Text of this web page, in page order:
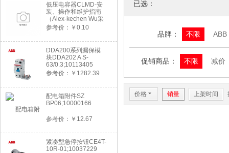
低压电容器CLMD-安
装、操作和维护指南
（Alex-kechen Wu采
购）-2022年版
参考价：￥0.10
DDA200系列漏保模
块DDA202 A S-
63/0.3;10113405
参考价：￥1282.39
配电箱附件SZ
BP06;10000166
参考价：￥12.67
紧凑型急停按钮CE4T-
10R-01;10037229
已选：
品牌： 不限 ABB
促销商品： 不限 减价
价格 6 销量 上架时间